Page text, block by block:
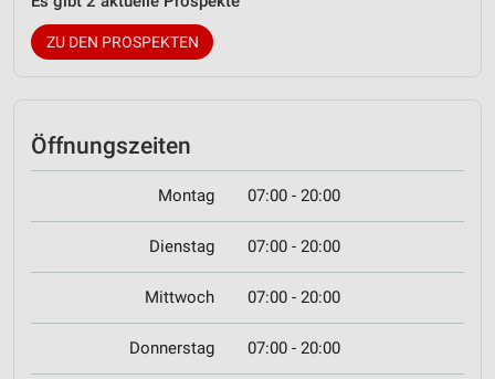
ZU DEN PROSPEKTEN
Öffnungszeiten
Montag 07:00 - 20:00
Dienstag 07:00 - 20:00
Mittwoch 07:00 - 20:00
Donnerstag 07:00 - 20:00